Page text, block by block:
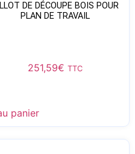
DE DÉCOUPE BOIS POUR
PLAN DE TRAVAIL
251,59€ TTC
panier